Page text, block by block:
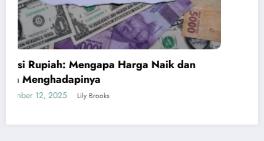
Apa Itu Psychological First Aid Gimana Kita
Bisa Belajar?
March 27, 2025 Ketan